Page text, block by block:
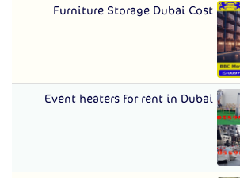
Furniture Storage Dubai Cost
Event heaters for rent in Dubai